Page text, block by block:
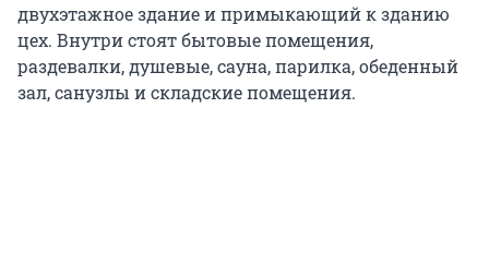
двухэтажное здание и примыкающий к зданию
цех. Внутри стоят бытовые помещения,
раздевалки, душевые, сауна, парилка, обеденный
зал, санузлы и складские помещения.